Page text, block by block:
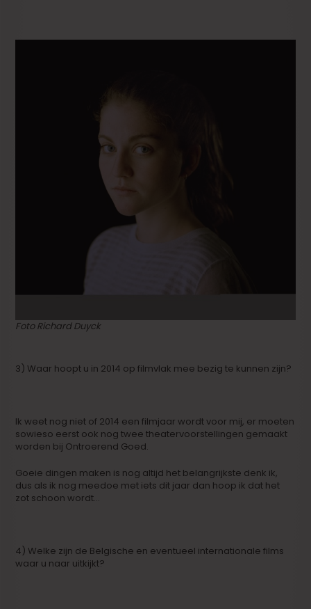
Foto Richard Duyck
3) Waar hoopt u in 2014 op filmvlak mee bezig te kunnen zijn?
Ik weet nog niet of 2014 een filmjaar wordt voor mij, er moeten
sowieso eerst ook nog twee theatervoorstellingen gemaakt
worden bij Ontroerend Goed.
Goeie dingen maken is nog altijd het belangrijkste denk ik,
dus als ik nog meedoe met iets dit jaar dan hoop ik dat het
zot schoon wordt…
4) Welke zijn de Belgische en eventueel internationale films
waar u naar uitkijkt?